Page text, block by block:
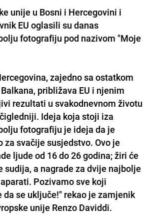
unije u Bosni i Hercegovini i
EU oglasili su danas
fotografiju pod nazivom "Moje
zajedno sa ostatkom
približava EU i njenim
rezultati u svakodnevnom životu
Ideja koja stoji iza
fotografiju je ideja da je
za svačije susjedstvo. Ovo je
ljude od 16 do 26 godina; žiri će
sudija, a nagrade za dvije najbolje
Pozivamo sve koji
se uključe!" rekao je zamjenik
unije Renzo Daviddi.